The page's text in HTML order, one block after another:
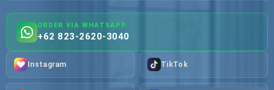
ORDER VIA WHATSAPP
+62 823-2620-3040
Instagram TikTok